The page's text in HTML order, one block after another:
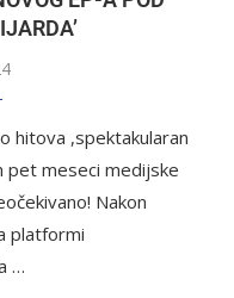
hitova ,spektakularan
pet meseci medijske
Nakon
platformi
…